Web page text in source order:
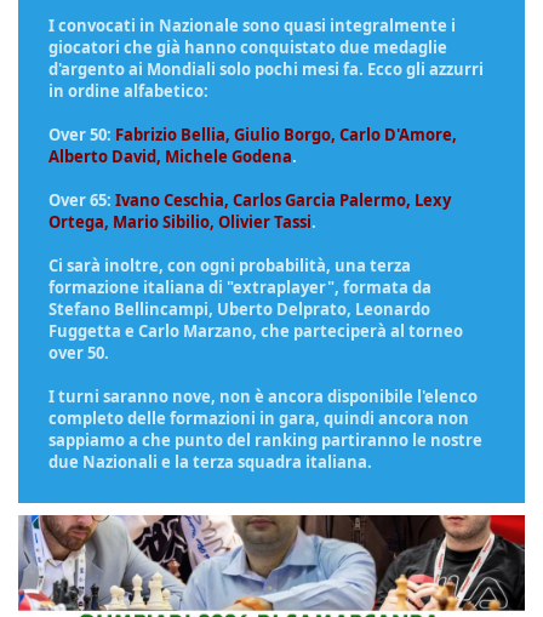
I convocati in Nazionale sono quasi integralmente i
giocatori che già hanno conquistato due medaglie
d'argento ai Mondiali solo pochi mesi fa. Ecco gli azzurri
in ordine alfabetico:
Over 50: Fabrizio Bellia, Giulio Borgo, Carlo D'Amore,
Alberto David, Michele Godena.
Over 65: Ivano Ceschia, Carlos Garcia Palermo, Lexy
Ortega, Mario Sibilio, Olivier Tassi.
Ci sarà inoltre, con ogni probabilità, una terza
formazione italiana di "extraplayer", formata da
Stefano Bellincampi, Uberto Delprato, Leonardo
Fuggetta e Carlo Marzano, che parteciperà al torneo
over 50.
I turni saranno nove, non è ancora disponibile l'elenco
completo delle formazioni in gara, quindi ancora non
sappiamo a che punto del ranking partiranno le nostre
due Nazionali e la terza squadra italiana.